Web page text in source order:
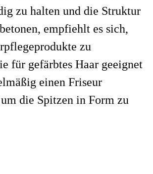
zu halten und die Struktur
empfiehlt es sich,
zu
für gefärbtes Haar geeignet
einen Friseur
die Spitzen in Form zu